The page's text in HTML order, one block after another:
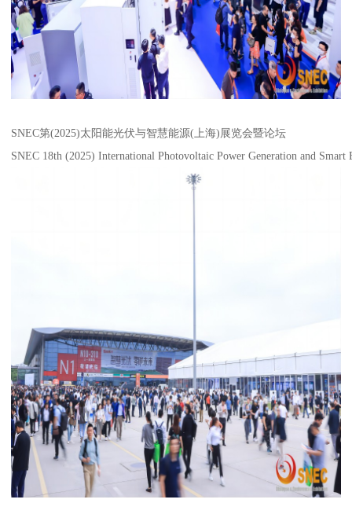
SNEC第(2025)太阳能光伏与智慧能源(上海)展览会暨论坛
SNEC 18th (2025) International Photovoltaic Power Generation and